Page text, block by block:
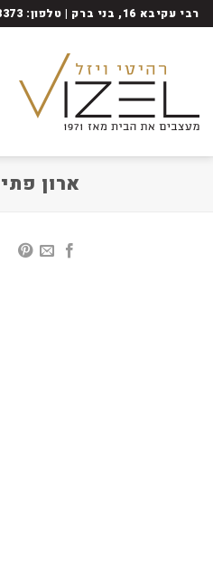
Skip
to
רבי עקיבא 16, בני ברק | טלפון: 03-579-8373
ארון